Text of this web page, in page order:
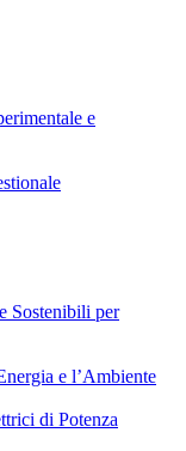
e
Sostenibili per
e l’Ambiente
di Potenza